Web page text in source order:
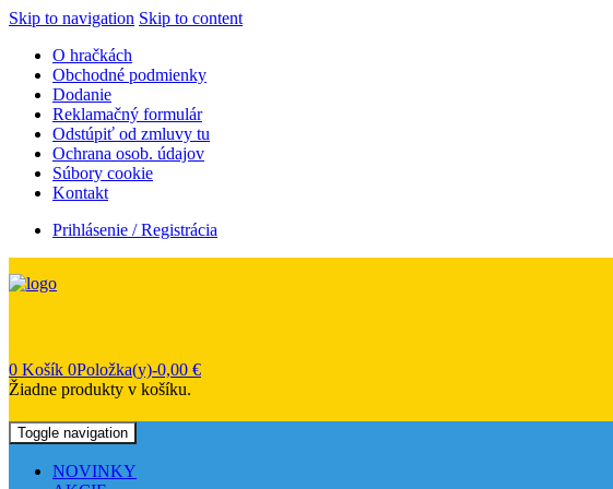
Skip to navigation Skip to content
O hračkách
Obchodné podmienky
Dodanie
Reklamačný formulár
Odstúpiť od zmluvy tu
Ochrana osob. údajov
Súbory cookie
Kontakt
Prihlásenie / Registrácia
0 Košík 0Položka(y)-0,00 €
Žiadne produkty v košíku.
Toggle navigation
NOVINKY